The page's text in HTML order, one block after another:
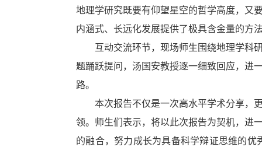
地理学研究既要有仰望星空的哲学高度，又
内涵式、长远化发展提供了极具含金量的方
互动交流环节，现场师生围绕地理学科
题踊跃提问，汤国安教授逐一细致回应，进
路。
本次报告不仅是一次高水平学术分享，
领。师生们表示，将以此次报告为契机，进
的融合，努力成长为具备科学辩证思维的优